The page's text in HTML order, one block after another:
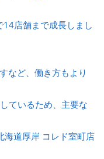
店舗まで成長しまし
など、働き方もより
ているため、主要な
海道厚岸 コレド室町店